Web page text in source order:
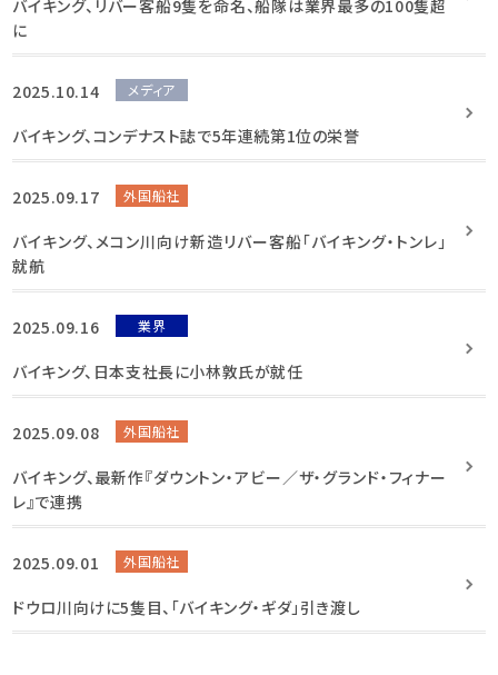
バイキング、リバー客船9隻を命名、船隊は業界最多の100隻超
に
2025.10.14 メディア
バイキング、コンデナスト誌で5年連続第1位の栄誉
2025.09.17 外国船社
バイキング、メコン川向け新造リバー客船「バイキング・トンレ」
就航
2025.09.16 業界
バイキング、日本支社長に小林敦氏が就任
2025.09.08 外国船社
バイキング、最新作『ダウントン・アビー／ザ・グランド・フィナー
レ』で連携
2025.09.01 外国船社
ドウロ川向けに5隻目、「バイキング・ギダ」引き渡し